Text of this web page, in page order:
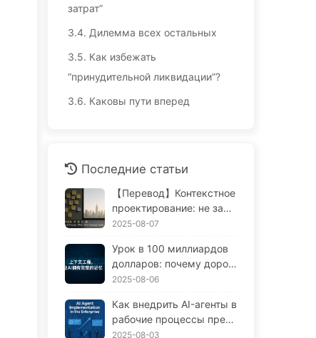
затрат”
3.4. Дилемма всех остальных
3.5. Как избежать
“принудительной ликвидации”?
3.6. Каковы пути вперед
Последние статьи
【Перевод】Контекстное
проектирование: не запо
лняйте окно слишком си
ы записи, фильтрации, с
жатия и изоляции, чтобы
отвлечь шум — медленн
о учитесь AI170
2025-08-07
Урок в 100 миллиардов
долларов: почему дорог
остоящие AI-ассистенты
моменты, и как их конку
ренты добиваются повы
2025-08-06
Как внедрить AI-агенты в
рабочие процессы пред
приятий: Полный гид по в
2025-08-03